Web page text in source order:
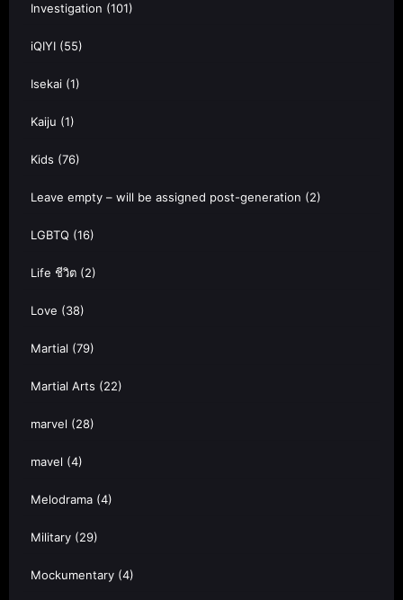
Investigation (101)
iQIYI (55)
Isekai (1)
Kaiju (1)
Kids (76)
Leave empty – will be assigned post-generation (2)
LGBTQ (16)
Life ชีวิต (2)
Love (38)
Martial (79)
Martial Arts (22)
marvel (28)
mavel (4)
Melodrama (4)
Military (29)
Mockumentary (4)